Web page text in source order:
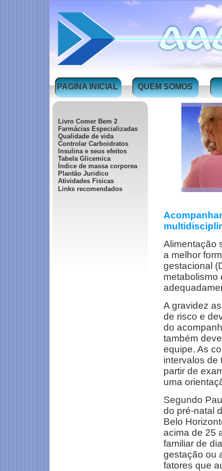
PAGINA INICIAL QUEM SOMOS
Livro Comer Bem 2
Farmácias Especializadas
Qualidade de vida
Controlar Carboidratos
Insulina e seus efeitos
Tabela Glicemica
Índice de massa corporea
Plantão Juridico
Atividades Fisicas
Links recomendados
Alimentação
a melhor
gestacional
metabolismo
A gravidez
de risco e
do
também
equipe. As
intervalos de
partir de
uma
Segundo
do pré-natal
Belo
acima de 25
familiar de
gestação ou
fatores que